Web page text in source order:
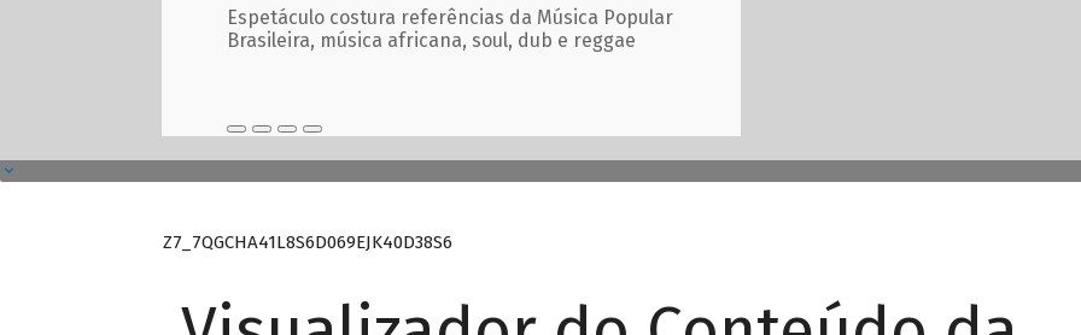
Espetáculo costura referências da Música Popular
Brasileira, música africana, soul, dub e reggae
Z7_7QGCHA41L8S6D069EJK40D38S6